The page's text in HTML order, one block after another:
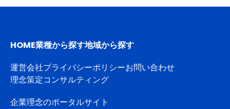
HOME業種から探す地域から探す
運営会社プライバシーポリシーお問い合わせ
理念策定コンサルティング
企業理念のポータルサイト